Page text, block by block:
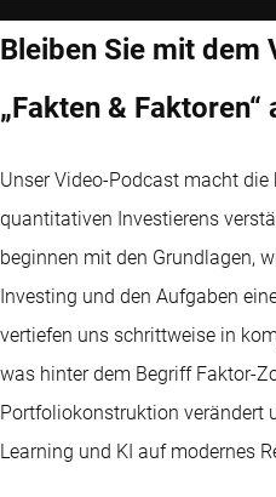
Bleiben Sie mit dem
„Fakten &
Unser Video-Podcast macht die
quantitativen Investierens
beginnen mit den Grundlagen,
Investing und den Aufgaben
vertiefen uns schrittweise in
was hinter dem Begriff Faktor-
Portfoliokonstruktion verändert
Learning und KI auf modernes